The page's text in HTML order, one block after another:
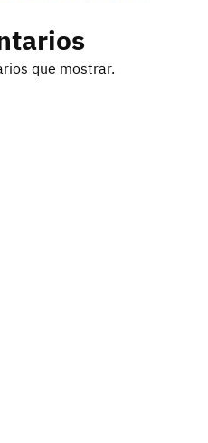
que mostrar.